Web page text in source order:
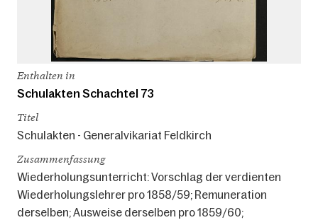
Enthalten in
Schulakten Schachtel 73
Titel
Schulakten - Generalvikariat Feldkirch
Zusammenfassung
Wiederholungsunterricht: Vorschlag der verdienten
Wiederholungslehrer pro 1858/59; Remuneration
derselben; Ausweise derselben pro 1859/60;